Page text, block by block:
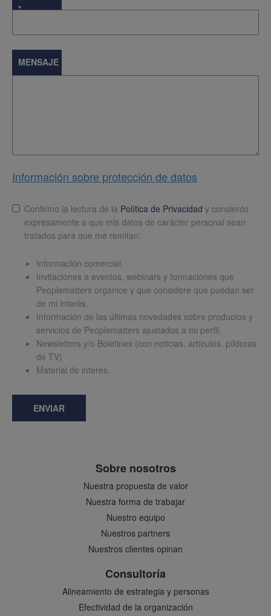
*
MENSAJE
Información sobre protección de datos
LopdConfirmo la lectura de la Política de Privacidad y consiento
expresamente a que mis datos de carácter personal sean
tratados para que me remitan:
Información comercial.
Invitaciones a eventos, webinars y formaciones que
Peoplematters organice y que considere que puedan ser
de mi interés.
Información de las últimas novedades sobre productos y
servicios de Peoplematters ajustados a mi perfil.
Newsletters y/o Boletines (con noticias, artículos, píldoras
de TV)
Material de interés.
ENVIAR
Sobre nosotros
Nuestra propuesta de valor
Nuestra forma de trabajar
Nuestro equipo
Nuestros partners
Nuestros clientes opinan
Consultoría
Alineamiento de estrategia y personas
Efectividad de la organización